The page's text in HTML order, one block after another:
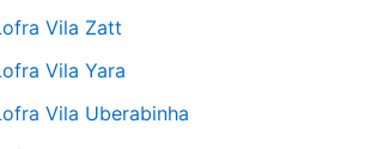
Vila Zatt
Vila Yara
Vila Uberabinha